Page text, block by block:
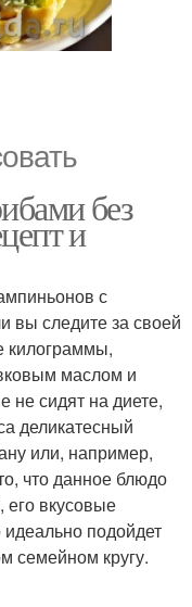
без
и
с
вы следите за своей
килограммы,
маслом и
сидят на диете,
деликатесный
или, например,
что данное блюдо
его вкусовые
подойдет
семейном кругу.